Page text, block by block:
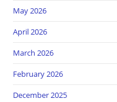
May 2026
April 2026
March 2026
February 2026
December 2025